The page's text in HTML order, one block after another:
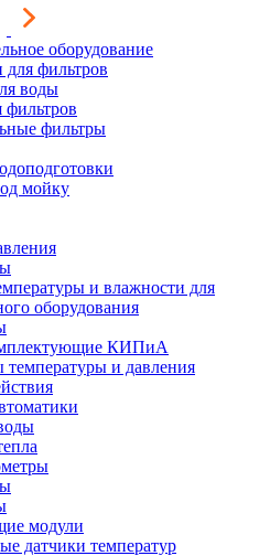
оборудование
фильтров
воды
фильтров
фильтры
мойку
и влажности для
оборудования
КИПиА
температуры и давления
модули
датчики температур